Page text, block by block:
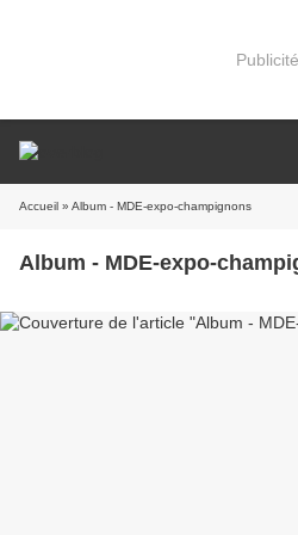
Publicité
Accueil » Album - MDE-expo-champignons
Album - MDE-expo-